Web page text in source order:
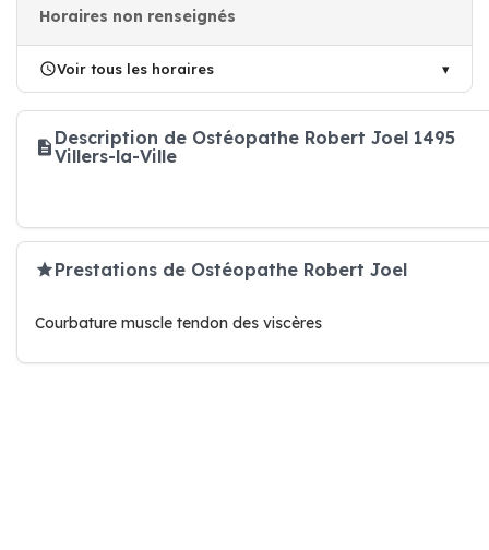
Horaires non renseignés
Voir tous les horaires
Description de Ostéopathe Robert Joel 1495
Villers-la-Ville
Prestations de Ostéopathe Robert Joel
Courbature muscle tendon des viscères